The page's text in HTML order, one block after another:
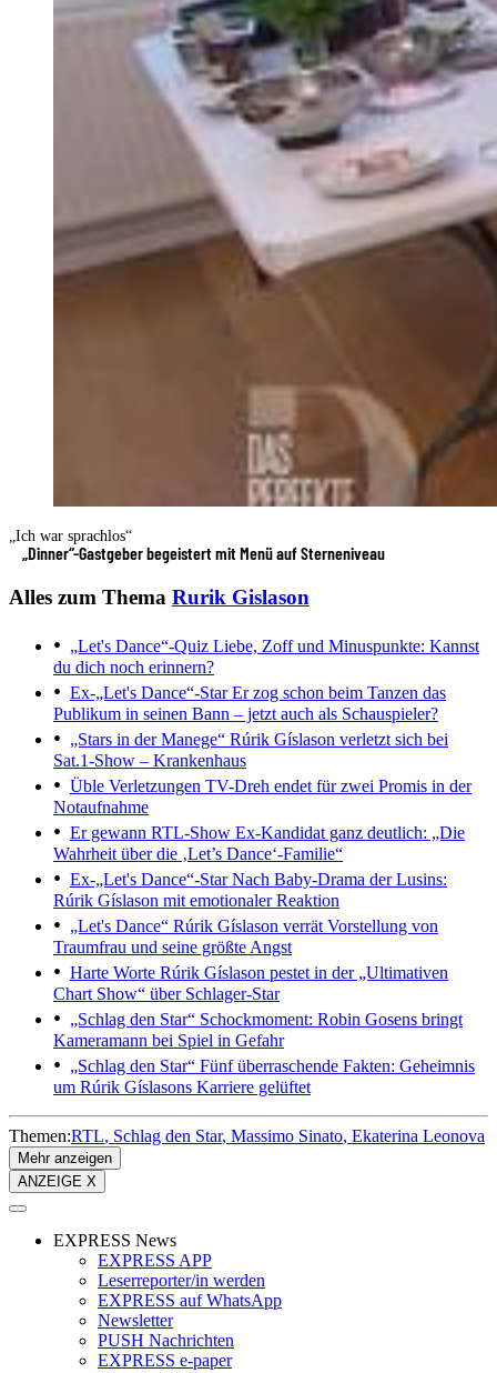
„Ich war sprachlos“
„Dinner“-Gastgeber begeistert mit Menü auf Sterneniveau
Alles zum Thema Rurik Gislason
„Let's Dance“-Quiz Liebe, Zoff und Minuspunkte: Kannst
du dich noch erinnern?
Ex-„Let's Dance“-StarEr zog schon beim Tanzen das
Publikum in seinen Bann – jetzt auch als Schauspieler?
„Stars in der Manege“ Rúrik Gíslason verletzt sich bei
Sat.1-Show – Krankenhaus
Üble Verletzungen TV-Dreh endet für zwei Promis in der
Notaufnahme
Er gewann RTL-Show Ex-Kandidat ganz deutlich: „Die
Wahrheit über die ‚Let’s Dance‘-Familie“
Ex-„Let's Dance“-StarNach Baby-Drama der Lusins:
Rúrik Gíslason mit emotionaler Reaktion
„Let's Dance“ Rúrik Gíslason verrät Vorstellung von
Traumfrau und seine größte Angst
Harte Worte Rúrik Gíslason pestet in der „Ultimativen
Chart Show“ über Schlager-Star
„Schlag den Star“ Schockmoment: Robin Gosens bringt
Kameramann bei Spiel in Gefahr
„Schlag den Star“ Fünf überraschende Fakten: Geheimnis
um Rúrik Gíslasons Karriere gelüftet
Themen:RTL Schlag den Star Massimo Sinato Ekaterina Leonova
Mehr anzeigen
ANZEIGE X
EXPRESS News
EXPRESS APP
Leserreporter/in werden
EXPRESS auf WhatsApp
Newsletter
PUSH Nachrichten
EXPRESS e-paper